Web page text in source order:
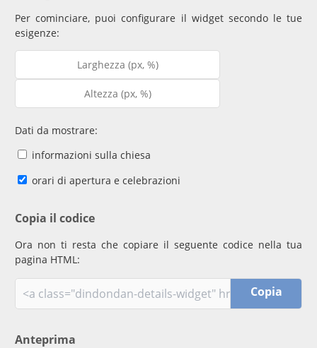
Per cominciare, puoi configurare il widget secondo le tue
esigenze:
Dati da mostrare:
informazioni sulla chiesa
orari di apertura e celebrazioni
Copia il codice
Ora non ti resta che copiare il seguente codice nella tua
pagina HTML:
Copia
Anteprima